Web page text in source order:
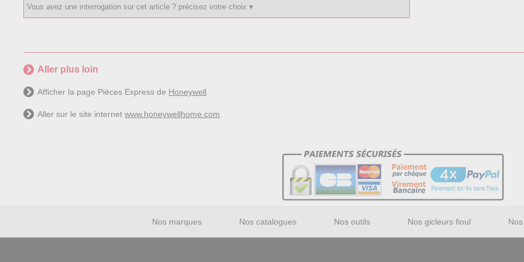
Aller plus loin
Afficher la page Pièces Express de Honeywell
Aller sur le site internetwww.honeywellhome.com
Nos marques Nos catalogues Nos outils Nos gicleurs fioul